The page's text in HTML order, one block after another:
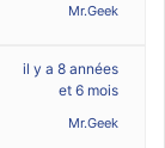
Mr.Geek
il y a 8 années
et 6 mois
Mr.Geek